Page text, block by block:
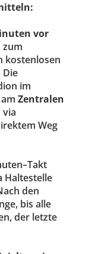
vor
zum
kostenlosen
Die
im
Zentralen
via
Weg
–Takt
Haltestelle
den
bis alle
der letzte